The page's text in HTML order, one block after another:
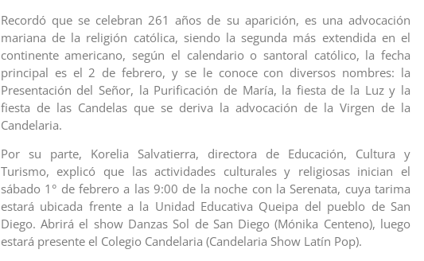
Recordó que se celebran 261 años de su aparición, es una advocación
mariana de la religión católica, siendo la segunda más extendida en el
continente americano, según el calendario o santoral católico, la fecha
principal es el 2 de febrero, y se le conoce con diversos nombres: la
Presentación del Señor, la Purificación de María, la fiesta de la Luz y la
fiesta de las Candelas que se deriva la advocación de la Virgen de la
Candelaria.
Por su parte, Korelia Salvatierra, directora de Educación, Cultura y
Turismo, explicó que las actividades culturales y religiosas inician el
sábado 1° de febrero a las 9:00 de la noche con la Serenata, cuya tarima
estará ubicada frente a la Unidad Educativa Queipa del pueblo de San
Diego. Abrirá el show Danzas Sol de San Diego (Mónika Centeno), luego
estará presente el Colegio Candelaria (Candelaria Show Latín Pop).